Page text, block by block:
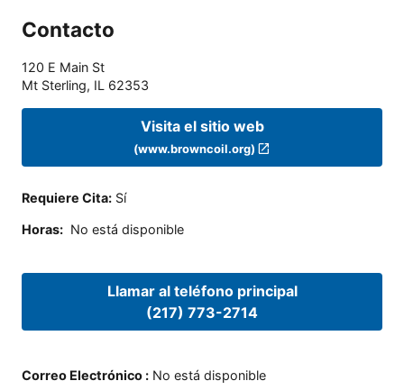
Contacto
120 E Main St
Mt Sterling, IL 62353
Visita el sitio web
(www.browncoil.org)
Requiere Cita: Sí
Horas: No está disponible
Llamar al teléfono principal
(217) 773-2714
Correo Electrónico : No está disponible